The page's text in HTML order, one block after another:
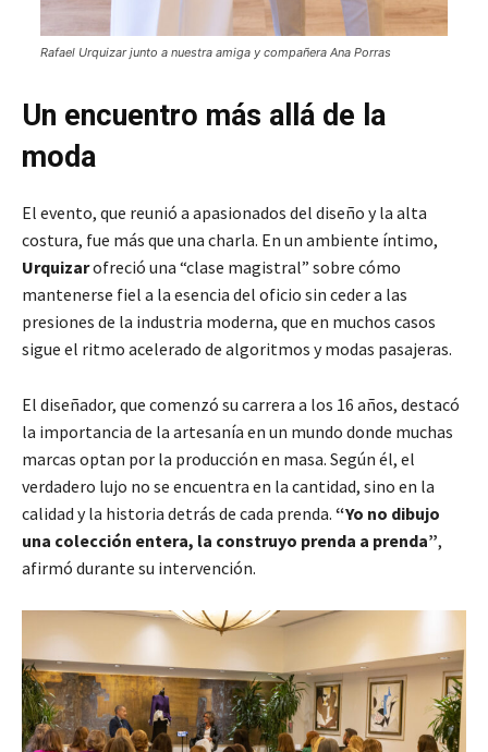
Rafael Urquizar junto a nuestra amiga y compañera Ana Porras
Un encuentro más allá de la
moda
El evento, que reunió a apasionados del diseño y la alta
costura, fue más que una charla. En un ambiente íntimo,
Urquizarofreció una “clase magistral” sobre cómo
mantenerse fiel a la esencia del oficio sin ceder a las
presiones de la industria moderna, que en muchos casos
sigue el ritmo acelerado de algoritmos y modas pasajeras.
El diseñador, que comenzó su carrera a los 16 años, destacó
la importancia de la artesanía en un mundo donde muchas
marcas optan por la producción en masa. Según él, el
verdadero lujo no se encuentra en la cantidad, sino en la
calidad y la historia detrás de cada prenda. “Yo no dibujo
una colección entera, la construyo prenda a prenda”,
afirmó durante su intervención.